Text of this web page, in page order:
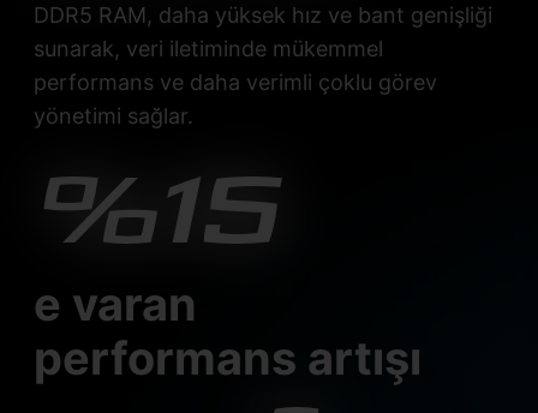
DDR5 RAM, daha yüksek hız ve bant genişliği
sunarak, veri iletiminde mükemmel
performans ve daha verimli çoklu görev
yönetimi sağlar.
%15
e varan
performans artışı